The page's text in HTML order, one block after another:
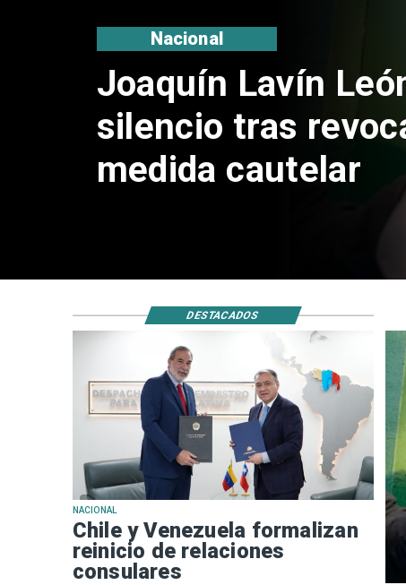
Chile y Venezuela
reinicio de
consulares
Nacional
NACIONAL
Chile y Venezuela formalizan
reinicio de relaciones
consulares
DESTACADOS